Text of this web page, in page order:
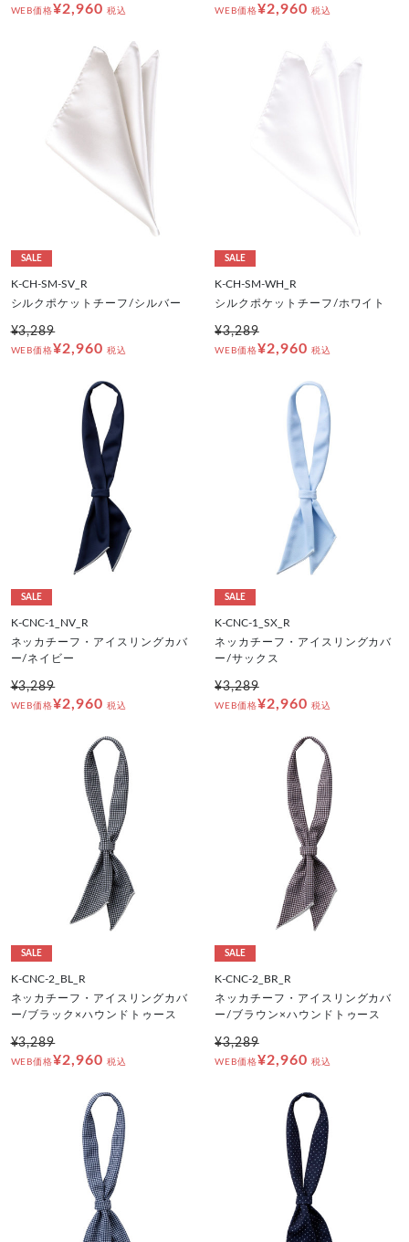
WEB価格¥2,960 税込 WEB価格¥2,960 税込
SALE
K-CH-SM-SV_R
シルクポケットチーフ/シルバー
¥3,289
WEB価格¥2,960 税込
SALE
K-CH-SM-WH_R
シルクポケットチーフ/ホワイト
¥3,289
WEB価格¥2,960 税込
SALE
K-CNC-1_NV_R
ネッカチーフ・アイスリングカバ
ー/ネイビー
¥3,289
WEB価格¥2,960 税込
SALE
K-CNC-1_SX_R
ネッカチーフ・アイスリングカバ
ー/サックス
¥3,289
WEB価格¥2,960 税込
SALE
K-CNC-2_BL_R
ネッカチーフ・アイスリングカバ
ー/ブラック×ハウンドトゥース
¥3,289
WEB価格¥2,960 税込
SALE
K-CNC-2_BR_R
ネッカチーフ・アイスリングカバ
ー/ブラウン×ハウンドトゥース
¥3,289
WEB価格¥2,960 税込